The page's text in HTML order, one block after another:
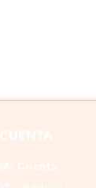
CUENTA
Mi Cuenta